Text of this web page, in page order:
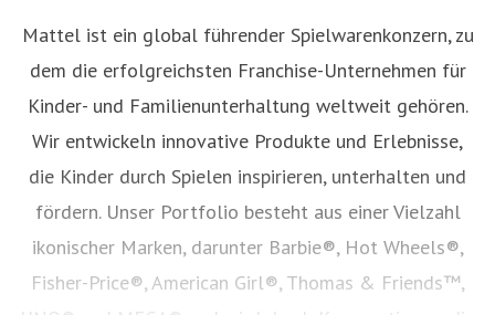
Mattel ist ein global führender Spielwarenkonzern, zu
dem die erfolgreichsten Franchise-Unternehmen für
Kinder- und Familienunterhaltung weltweit gehören.
Wir entwickeln innovative Produkte und Erlebnisse,
die Kinder durch Spielen inspirieren, unterhalten und
fördern. Unser Portfolio besteht aus einer Vielzahl
ikonischer Marken, darunter Barbie®, Hot Wheels®,
Fisher-Price®, American Girl®, Thomas & Friends™,